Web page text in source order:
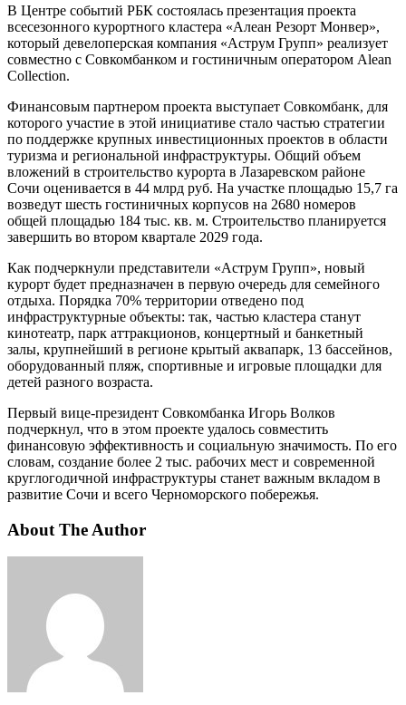
В Центре событий РБК состоялась презентация проекта
всесезонного курортного кластера «Алеан Резорт Монвер»,
который девелоперская компания «Аструм Групп» реализует
совместно с Совкомбанком и гостиничным оператором Alean
Collection.
Финансовым партнером проекта выступает Совкомбанк, для
которого участие в этой инициативе стало частью стратегии
по поддержке крупных инвестиционных проектов в области
туризма и региональной инфраструктуры. Общий объем
вложений в строительство курорта в Лазаревском районе
Сочи оценивается в 44 млрд руб. На участке площадью 15,7 га
возведут шесть гостиничных корпусов на 2680 номеров
общей площадью 184 тыс. кв. м. Строительство планируется
завершить во втором квартале 2029 года.
Как подчеркнули представители «Аструм Групп», новый
курорт будет предназначен в первую очередь для семейного
отдыха. Порядка 70% территории отведено под
инфраструктурные объекты: так, частью кластера станут
кинотеатр, парк аттракционов, концертный и банкетный
залы, крупнейший в регионе крытый аквапарк, 13 бассейнов,
оборудованный пляж, спортивные и игровые площадки для
детей разного возраста.
Первый вице-президент Совкомбанка Игорь Волков
подчеркнул, что в этом проекте удалось совместить
финансовую эффективность и социальную значимость. По его
словам, создание более 2 тыс. рабочих мест и современной
круглогодичной инфраструктуры станет важным вкладом в
развитие Сочи и всего Черноморского побережья.
About The Author